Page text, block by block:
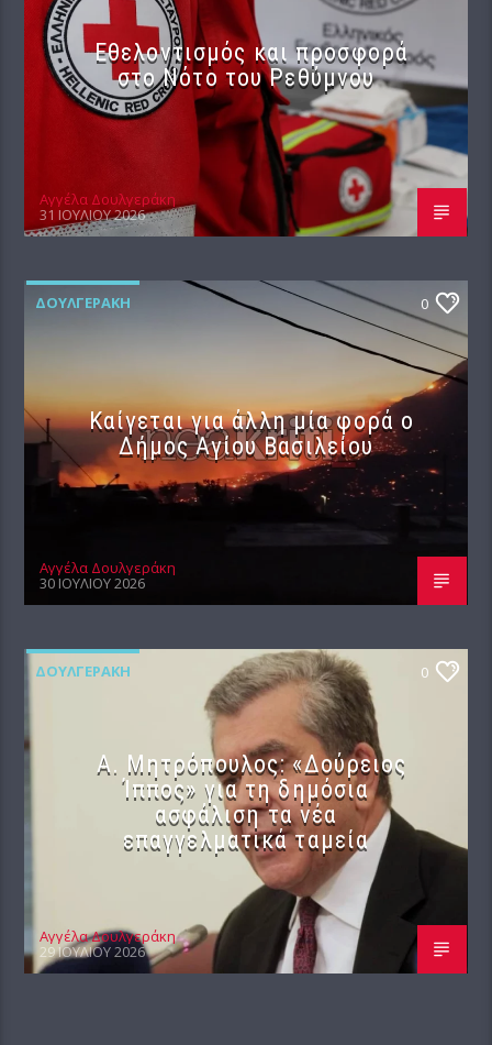
Εθελοντισμός και προσφορά
στο Νότο του Ρεθύμνου
Αγγέλα Δουλγεράκη
31 ΙΟΥΛΊΟΥ 2026
ΔΟΥΛΓΕΡΆΚΗ 0
Καίγεται για άλλη μία φορά ο
Δήμος Αγίου Βασιλείου
Αγγέλα Δουλγεράκη
30 ΙΟΥΛΊΟΥ 2026
ΔΟΥΛΓΕΡΆΚΗ 0
Α. Μητρόπουλος: «Δούρειος
Ίππος» για τη δημόσια
ασφάλιση τα νέα
επαγγελματικά ταμεία
Αγγέλα Δουλγεράκη
29 ΙΟΥΛΊΟΥ 2026